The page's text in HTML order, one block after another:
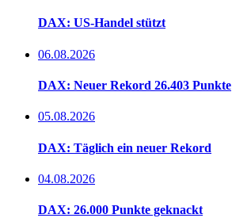
DAX: US-Handel stützt
06.08.2026
DAX: Neuer Rekord 26.403 Punkte
05.08.2026
DAX: Täglich ein neuer Rekord
04.08.2026
DAX: 26.000 Punkte geknackt